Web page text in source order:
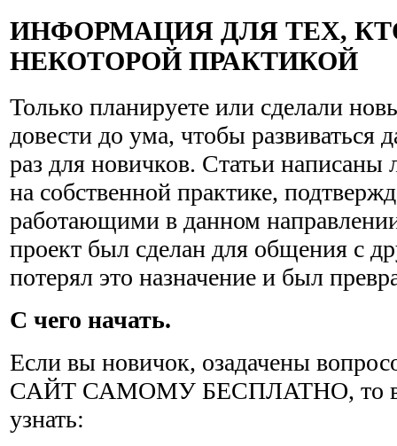
ИНФОРМАЦИЯ ДЛЯ ТЕХ,
НЕКОТОРОЙ ПРАКТИКОЙ
Только планируете или сделали
довести до ума, чтобы развиваться
раз для новичков. Статьи
на собственной практике,
работающими в данном
проект был сделан для общения с
потерял это назначение и был
С чего начать.
Если вы новичок, озадачены
САЙТ САМОМУ БЕСПЛАТНО, то
узнать: